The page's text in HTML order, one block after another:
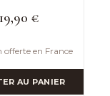
19,90 €
offerte en France
AU PANIER